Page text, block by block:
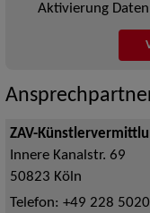
Aktivierung
ZAV-
Innere Kanalstr. 69
50823 Köln
Telefon: +49 228